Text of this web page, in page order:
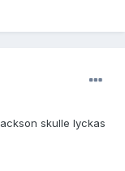
skulle lyckas